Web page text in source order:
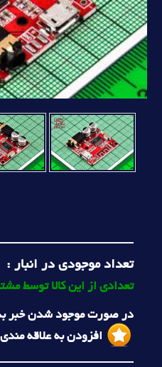
تعداد موجودی در انبار :
تعدادی از این کالا توسط
در صورت موجود شدن خبر
افزودن به علاقه